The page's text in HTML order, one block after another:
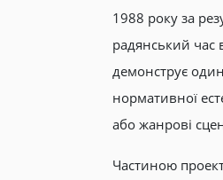
1988 року за
радянський час
демонструє один
нормативної
або жанрові
Частиною